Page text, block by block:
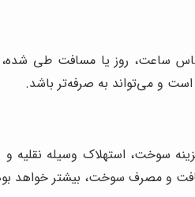
ساعت، روز یا مسافت طی شده،
است و می‌تواند به صرفه‌تر باشد.
استهلاک وسیله نقلیه و
و مصرف سوخت، بیشتر خواهد